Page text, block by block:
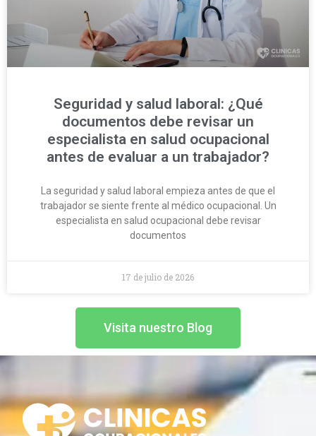
Seguridad y salud laboral: ¿Qué
documentos debe revisar un
especialista en salud ocupacional
antes de evaluar a un trabajador?
La seguridad y salud laboral empieza antes de que el
trabajador se siente frente al médico ocupacional. Un
especialista en salud ocupacional debe revisar
documentos
17 de julio de 2026
Visita nuestro Blog